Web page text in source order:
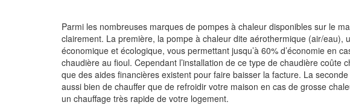
Parmi les nombreuses marques de pompes à chaleur disponibles sur le
clairement. La première, la pompe à chaleur dite aérothermique (air/eau),
économique et écologique, vous permettant jusqu’à 60% d’économie en
chaudière au fioul. Cependant l’installation de ce type de chaudière coûte
que des aides financières existent pour faire baisser la facture. La
aussi bien de chauffer que de refroidir votre maison en cas de grosse
un chauffage très rapide de votre logement.